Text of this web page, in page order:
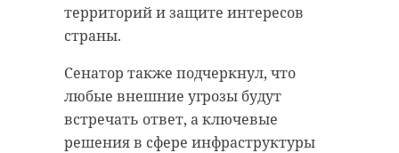
территорий и защите интересов
страны.
Сенатор также подчеркнул, что
любые внешние угрозы будут
встречать ответ, а ключевые
решения в сфере инфраструктуры